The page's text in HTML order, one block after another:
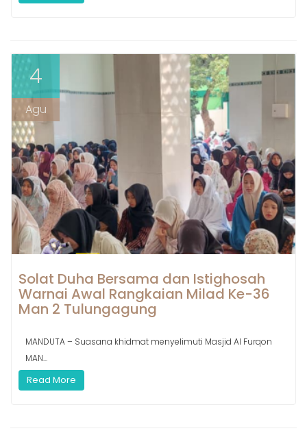
4
Agu
Solat Duha Bersama dan Istighosah
Warnai Awal Rangkaian Milad Ke-36
Man 2 Tulungagung
MANDUTA – Suasana khidmat menyelimuti Masjid Al Furqon
MAN...
Read More